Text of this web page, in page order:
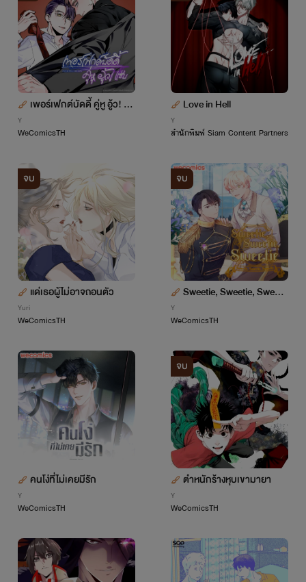
เพอร์เฟกต์บัดดี้ คู่หู อู้ว! แซ่
Y
WeComicsTH
Love in Hell
Y
สำนักพิมพ์ Siam Content Partners
จบ
แด่เธอผู้ไม่อาจถอนตัว
Yuri
WeComicsTH
จบ
Sweetie, Sweetie, Sweeti
Y
WeComicsTH
คนโง่ที่ไม่เคยมีรัก
Y
WeComicsTH
จบ
ตำหนักร้างหุบเขามายา
Y
WeComicsTH